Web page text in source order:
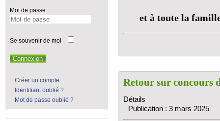
Mot de passe
Se souvenir de moi
Connexion
Créer un compte
Identifiant oublié ?
Mot de passe oublié ?
et à toute la
Retour sur concours
Détails
Publication : 3 mars 2025